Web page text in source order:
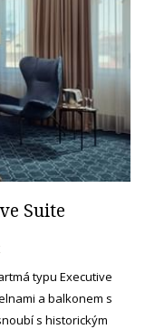
Suite
typu Executive
a balkonem s
s historickým